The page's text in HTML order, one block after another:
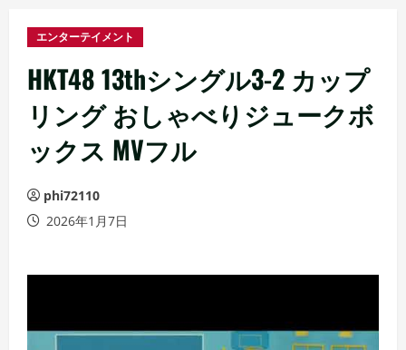
エンターテイメント
HKT48 13thシングル3-2 カップ
リング おしゃべりジュークボ
ックス MVフル
phi72110
2026年1月7日